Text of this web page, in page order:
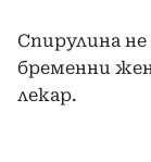
Спирулина не
бременни
лекар.